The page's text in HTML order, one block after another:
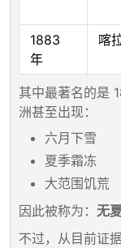
1883
年
喀
其中最著名的是
洲甚至出现：
六月下雪
夏季霜冻
大范围饥荒
因此被称为： 无
不过，从目前证